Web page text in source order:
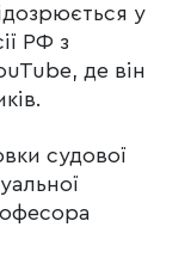
у
РФ з
де він
судової